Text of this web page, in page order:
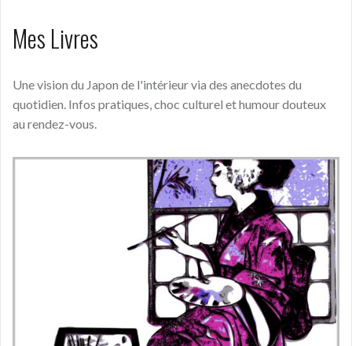
Mes Livres
Une vision du Japon de l'intérieur via des anecdotes du
quotidien. Infos pratiques, choc culturel et humour douteux
au rendez-vous.